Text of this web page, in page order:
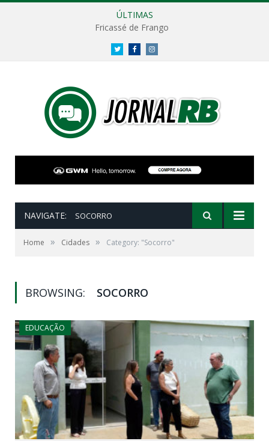
ÚLTIMAS
Fricassé de Frango
TwitterFacebookInstagram
NAVIGATE: SOCORRO
Home » Cidades » Category: "Socorro"
BROWSING: SOCORRO
EDUCAÇÃO